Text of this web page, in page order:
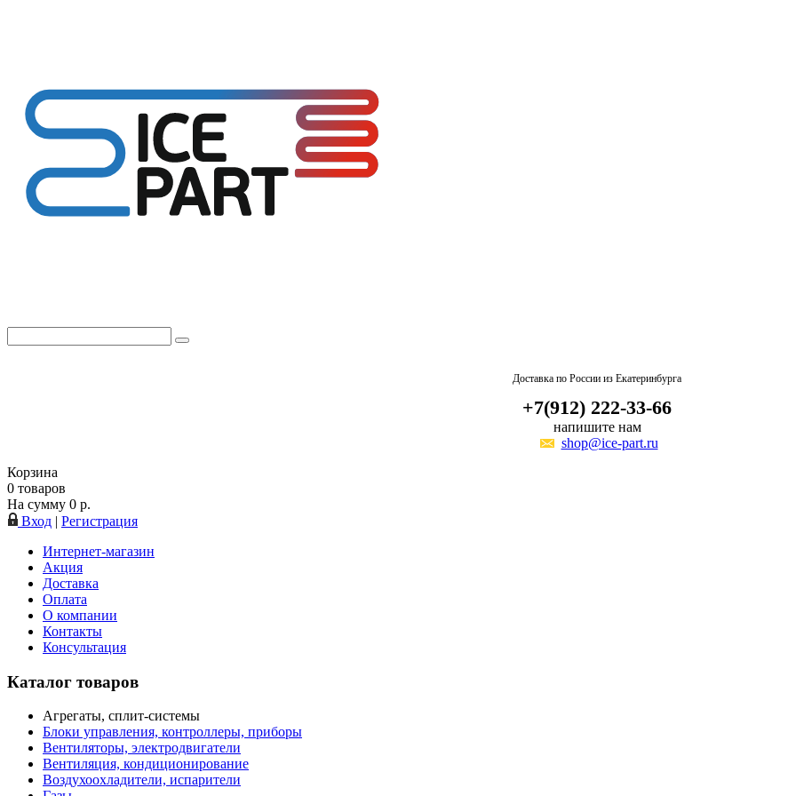
Доставка по России из Екатеринбурга
+7(912) 222-33-66
напишите нам
shop@ice-part.ru
Корзина
0 товаров
На сумму 0 р.
Вход | Регистрация
Интернет-магазин
Акция
Доставка
Оплата
О компании
Контакты
Консультация
Каталог товаров
Агрегаты, сплит-системы
Блоки управления, контроллеры, приборы
Вентиляторы, электродвигатели
Вентиляция, кондиционирование
Воздухоохладители, испарители